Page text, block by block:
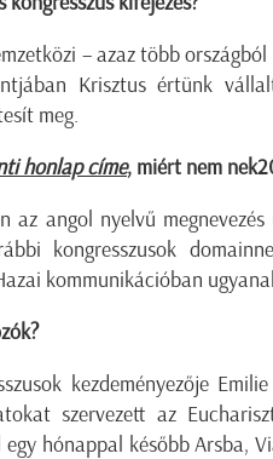
– azaz több
Krisztus értünk
meg.
honlap címe, miért nem
az angol nyelvű
kongresszusok
kommunikációban
kezdeményezője
szervezett az
hónappal később Arsba,